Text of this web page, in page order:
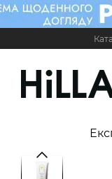
Перейти до